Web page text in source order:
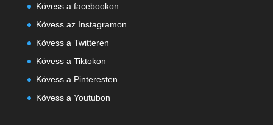
Kövess a facebookon
Kövess az Instagramon
Kövess a Twitteren
Kövess a Tiktokon
Kövess a Pinteresten
Kövess a Youtubon